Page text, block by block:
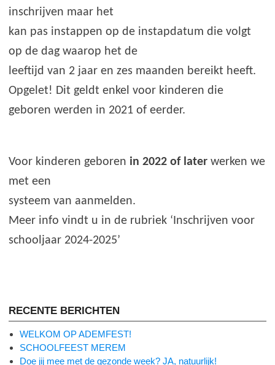
inschrijven maar het
kan pas instappen op de instapdatum die volgt
op de dag waarop het de
leeftijd van 2 jaar en zes maanden bereikt heeft.
Opgelet! Dit geldt enkel voor kinderen die
geboren werden in 2021 of eerder.
Voor kinderen geboren in 2022 of laterwerken we
met een
systeem van aanmelden.
Meer info vindt u in de rubriek ‘Inschrijven voor
schooljaar 2024-2025’
RECENTE BERICHTEN
WELKOM OP ADEMFEST!
SCHOOLFEEST MEREM
Doe jij mee met de gezonde week? JA, natuurlijk!